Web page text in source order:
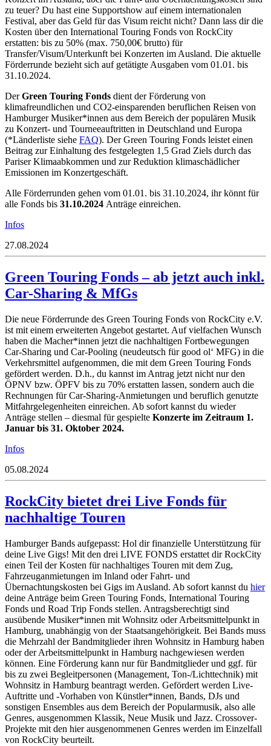
zu teuer? Du hast eine Supportshow auf einem internationalen
Festival, aber das Geld für das Visum reicht nicht? Dann lass dir die
Kosten über den International Touring Fonds von RockCity
erstatten: bis zu 50% (max. 750,00€ brutto) für
Transfer/Visum/Unterkunft bei Konzerten im Ausland. Die aktuelle
Förderrunde bezieht sich auf getätigte Ausgaben vom 01.01. bis
31.10.2024.
DerGreen Touring Fonds dient der Förderung von
klimafreundlichen und CO2-einsparenden beruflichen Reisen von
Hamburger Musiker*innen aus dem Bereich der populären Musik
zu Konzert- und Tourneeauftritten in Deutschland und Europa
(*Länderliste siehe FAQ). Der Green Touring Fonds leistet einen
Beitrag zur Einhaltung des festgelegten 1,5 Grad Ziels durch das
Pariser Klimaabkommen und zur Reduktion klimaschädlicher
Emissionen im Konzertgeschäft.
Alle Förderrunden gehen vom 01.01. bis 31.10.2024, ihr könnt für
alle Fonds bis 31.10.2024 Anträge einreichen.
Infos
27.08.2024
Green Touring Fonds – ab jetzt auch inkl.
Car-Sharing & MfGs
Die neue Förderrunde des Green Touring Fonds von RockCity e.V.
ist mit einem erweiterten Angebot gestartet. Auf vielfachen Wunsch
haben die Macher*innen jetzt die nachhaltigen Fortbewegungen
Car-Sharing und Car-Pooling (neudeutsch für good ol‘ MFG) in die
Verkehrsmittel aufgenommen, die mit dem Green Touring Fonds
gefördert werden. D.h., du kannst im Antrag jetzt nicht nur den
ÖPNV bzw. ÖPFV bis zu 70% erstatten lassen, sondern auch die
Rechnungen für Car-Sharing-Anmietungen und beruflich genutzte
Mitfahrgelegenheiten einreichen. Ab sofort kannst du wieder
Anträge stellen – diesmal für gespielte Konzerte im Zeitraum 1.
Januar bis 31. Oktober 2024.
Infos
05.08.2024
RockCity bietet drei Live Fonds für
nachhaltige Touren
Hamburger Bands aufgepasst: Hol dir finanzielle Unterstützung für
deine Live Gigs! Mit den drei LIVE FONDS erstattet dir RockCity
einen Teil der Kosten für nachhaltiges Touren mit dem Zug,
Fahrzeuganmietungen im Inland oder Fahrt- und
Übernachtungskosten bei Gigs im Ausland. Ab sofort kannst du hier
deine Anträge beim Green Touring Fonds, International Touring
Fonds und Road Trip Fonds stellen. Antragsberechtigt sind
ausübende Musiker*innen mit Wohnsitz oder Arbeitsmittelpunkt in
Hamburg, unabhängig von der Staatsangehörigkeit. Bei Bands muss
die Mehrzahl der Bandmitglieder ihren Wohnsitz in Hamburg haben
oder der Arbeitsmittelpunkt in Hamburg nachgewiesen werden
können. Eine Förderung kann nur für Bandmitglieder und ggf. für
bis zu zwei Begleitpersonen (Management, Ton-/Lichttechnik) mit
Wohnsitz in Hamburg beantragt werden. Gefördert werden Live-
Auftritte und -Vorhaben von Künstler*innen, Bands, DJs und
sonstigen Ensembles aus dem Bereich der Popularmusik, also alle
Genres, ausgenommen Klassik, Neue Musik und Jazz. Crossover-
Projekte mit den hier ausgenommenen Genres werden im Einzelfall
von RockCity beurteilt.